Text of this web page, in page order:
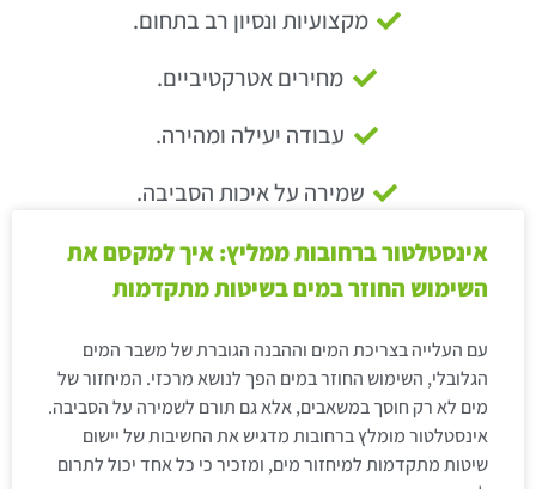
מקצועיות ונסיון רב בתחום.
מחירים אטרקטיביים.
עבודה יעילה ומהירה.
שמירה על איכות הסביבה.
אינסטלטור ברחובות ממליץ: איך למקסם את
השימוש החוזר במים בשיטות מתקדמות
עם העלייה בצריכת המים וההבנה הגוברת של משבר המים
הגלובלי, השימוש החוזר במים הפך לנושא מרכזי. המיחזור של
מים לא רק חוסך במשאבים, אלא גם תורם לשמירה על הסביבה.
אינסטלטור מומלץ ברחובות מדגיש את החשיבות של יישום
שיטות מתקדמות למיחזור מים, ומזכיר כי כל אחד יכול לתרום